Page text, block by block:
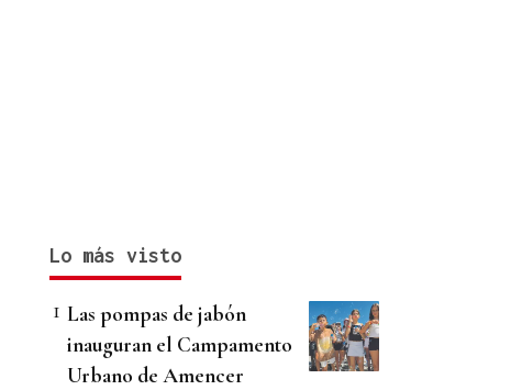
Lo más visto
Las pompas de jabón
inauguran el Campamento
Urbano de Amencer